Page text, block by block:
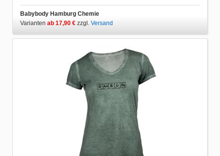
Babybody Hamburg Chemie
Varianten ab 17,90 € zzgl. Versand